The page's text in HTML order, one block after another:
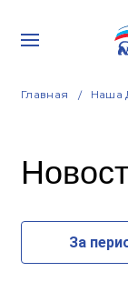
Главная Наша
За